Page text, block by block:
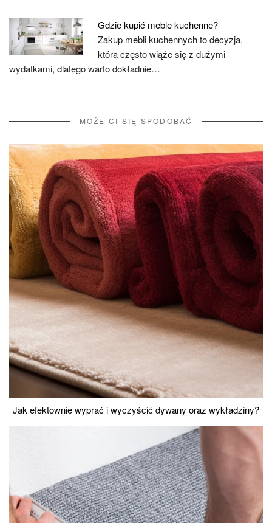
Gdzie kupić meble kuchenne?
Zakup mebli kuchennych to decyzja,
która często wiąże się z dużymi
wydatkami, dlatego warto dokładnie…
MOŻE CI SIĘ SPODOBAĆ
Jak efektownie wyprać i wyczyścić dywany oraz wykładziny?